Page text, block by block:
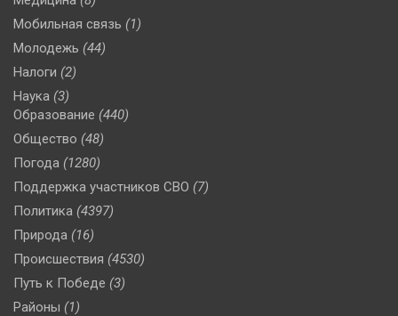
Мобильная связь (1)
Молодежь (44)
Налоги (2)
Наука (3)
Образование (440)
Общество (48)
Погода (1280)
Поддержка участников СВО (7)
Политика (4397)
Природа (16)
Происшествия (4530)
Путь к Победе (3)
Районы (1)